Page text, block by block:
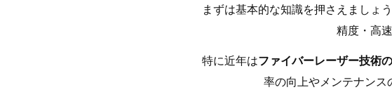
まずは基本的な知識を押さえましょ
精度・高
特に近年はファイバーレーザー技術
率の向上やメンテナンス